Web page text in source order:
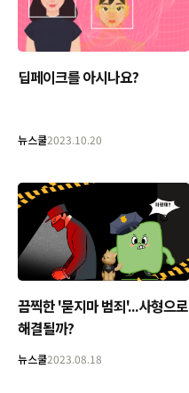
딥페이크를 아시나요?
뉴스쿨2023.10.20
끔찍한 '묻지마 범죄'...사형으로
해결될까?
뉴스쿨2023.08.18